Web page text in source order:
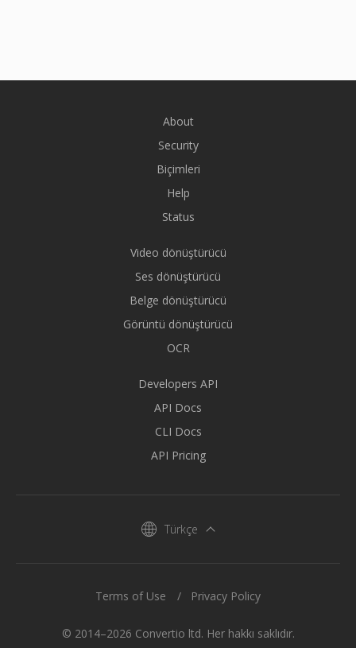
About
Security
Biçimleri
Help
Status
Video dönüştürücü
Ses dönüştürücü
Belge dönüştürücü
Görüntü dönüştürücü
OCR
Developers API
API Docs
CLI Docs
API Pricing
Türkçe
© 2014–2026 Convertio ltd. Her hakkı saklıdır.
Terms of Use Privacy Policy